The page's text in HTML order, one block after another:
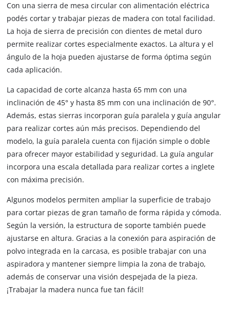
Con una sierra de mesa circular con alimentación eléctrica
podés cortar y trabajar piezas de madera con total facilidad.
La hoja de sierra de precisión con dientes de metal duro
permite realizar cortes especialmente exactos. La altura y el
ángulo de la hoja pueden ajustarse de forma óptima según
cada aplicación.
La capacidad de corte alcanza hasta 65 mm con una
inclinación de 45° y hasta 85 mm con una inclinación de 90°.
Además, estas sierras incorporan guía paralela y guía angular
para realizar cortes aún más precisos. Dependiendo del
modelo, la guía paralela cuenta con fijación simple o doble
para ofrecer mayor estabilidad y seguridad. La guía angular
incorpora una escala detallada para realizar cortes a inglete
con máxima precisión.
Algunos modelos permiten ampliar la superficie de trabajo
para cortar piezas de gran tamaño de forma rápida y cómoda.
Según la versión, la estructura de soporte también puede
ajustarse en altura. Gracias a la conexión para aspiración de
polvo integrada en la carcasa, es posible trabajar con una
aspiradora y mantener siempre limpia la zona de trabajo,
además de conservar una visión despejada de la pieza.
¡Trabajar la madera nunca fue tan fácil!